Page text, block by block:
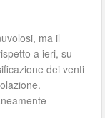
ma il
a ieri, su
dei venti